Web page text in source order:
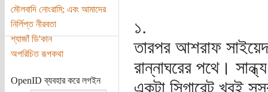
মৌলবাদি নোংরামি; এবং আমাদের
নির্লিপ্ত নীরবতা
শ্যাজাঁ ডি'কান
অপরিচিত রূপকথা
OpenID ব্যবহার করে লগইন
১.
তারপর আশরাফ
রান্নাঘরের পথে।
একটা সিগারেট খুবই